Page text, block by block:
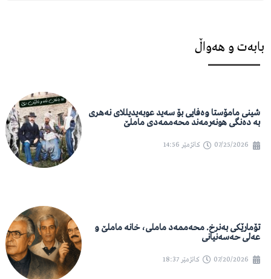
بابەت و هەواڵ
شینی مامۆستا وەفایی بۆ سەید عوبەیدیللای نەهری
بە دەنگی هونەرمەند محەممەدی ماملێ
07/25/2026 کاتژمێر 14:56
تۆمارێکی بەنرخ. محەممەد ماملی، خانە ماملێ و
عەلی حەسەنیانی
07/20/2026 کاتژمێر 18:37